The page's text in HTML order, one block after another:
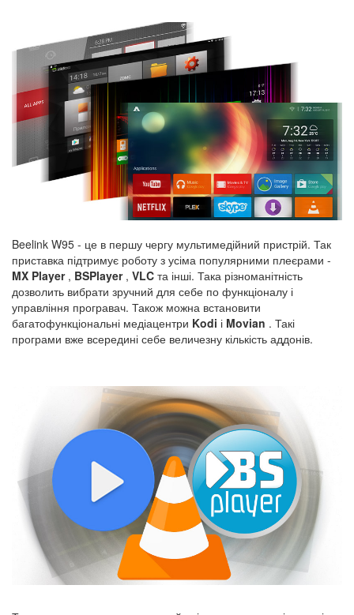
Beelink W95 - це в першу чергу мультимедійний пристрій. Так
приставка підтримує роботу з усіма популярними плеєрами -
MX Player , BSPlayer , VLC та інші. Така різноманітність
дозволить вибрати зручний для себе по функціоналу і
управління програвач. Також можна встановити
багатофункціональні медіацентри Kodi і Movian . Такі
програми вже всередині себе величезну кількість аддонів.